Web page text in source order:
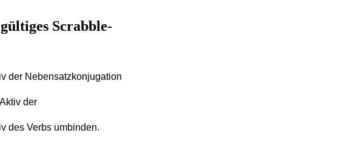
Scrabble-
der Nebensatzkonjugation
der
des Verbs umbinden.